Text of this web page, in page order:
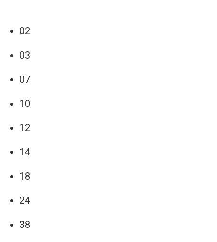
02
03
07
10
12
14
18
24
38